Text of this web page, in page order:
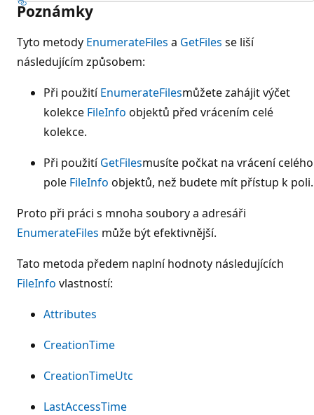
Poznámky
Tyto metody EnumerateFiles a GetFiles se liší
následujícím způsobem:
Při použitíEnumerateFilesmůžete zahájit výčet
kolekce FileInfo objektů před vrácením celé
kolekce.
Při použitíGetFilesmusíte počkat na vrácení celého
pole FileInfo objektů, než budete mít přístup k poli.
Proto při práci s mnoha soubory a adresáři
EnumerateFiles může být efektivnější.
Tato metoda předem naplní hodnoty následujících
FileInfo vlastností:
Attributes
CreationTime
CreationTimeUtc
LastAccessTime